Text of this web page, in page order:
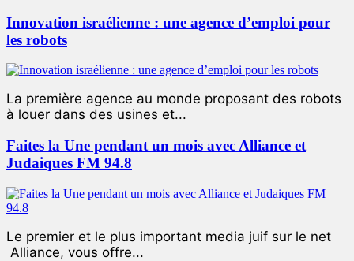
Innovation israélienne : une agence d’emploi pour
les robots
La première agence au monde proposant des robots
à louer dans des usines et...
Faites la Une pendant un mois avec Alliance et
Judaiques FM 94.8
Le premier et le plus important media juif sur le net
Alliance, vous offre...